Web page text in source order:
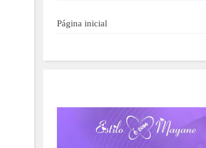
Página inicial